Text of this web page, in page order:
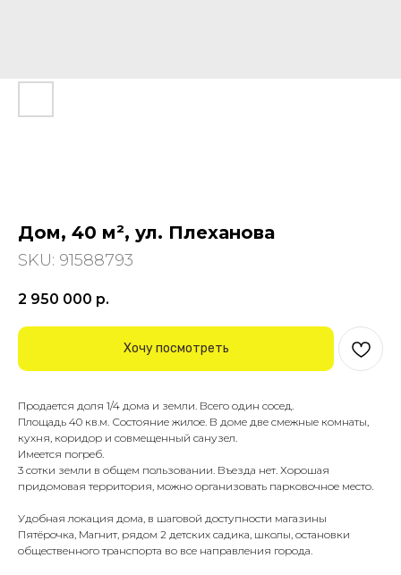
Дом, 40 м², ул. Плеханова
SKU: 91588793
2 950 000 р.
Хочу посмотреть
Продается доля 1/4 дома и земли. Всего один сосед.
Площадь 40 кв.м. Состояние жилое. В доме две смежные комнаты,
кухня, коридор и совмещенный санузел.
Имеется погреб.
3 сотки земли в общем пользовании. Въезда нет. Хорошая
придомовая территория, можно организовать парковочное место.
Удобная локация дома, в шаговой доступности магазины
Пятёрочка, Магнит, рядом 2 детских садика, школы, остановки
общественного транспорта во все направления города.